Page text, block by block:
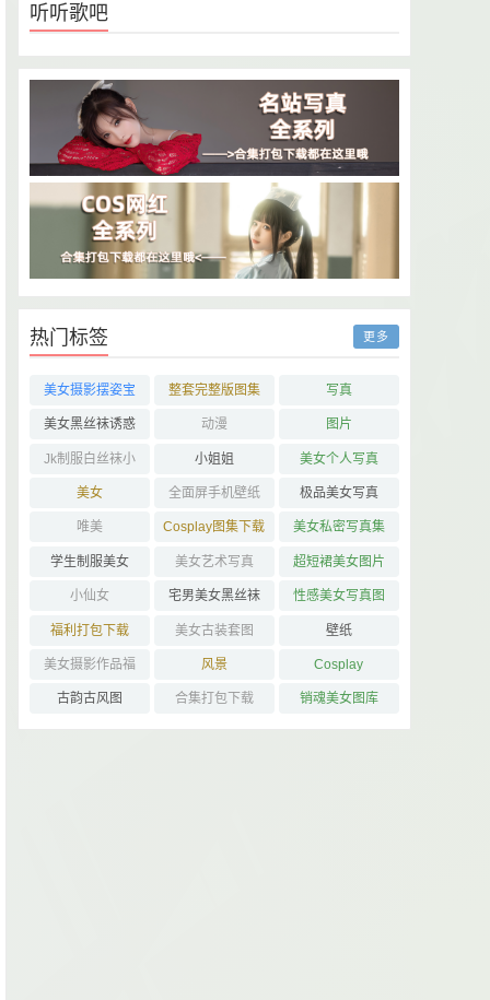
听听歌吧
更多
热门标签
美女摄影摆姿宝
典
整套完整版图集
下载
写真
美女黑丝袜诱惑 动漫 图片
Jk制服白丝袜小
仙女
小姐姐 美女个人写真
美女 全面屏手机壁纸 极品美女写真
唯美 Cosplay图集下载 美女私密写真集
学生制服美女 美女艺术写真 超短裙美女图片
小仙女
宅男美女黑丝袜
控
性感美女写真图
片
福利打包下载 美女古装套图 壁纸
美女摄影作品福
利
风景 Cosplay
古韵古风图 合集打包下载 销魂美女图库